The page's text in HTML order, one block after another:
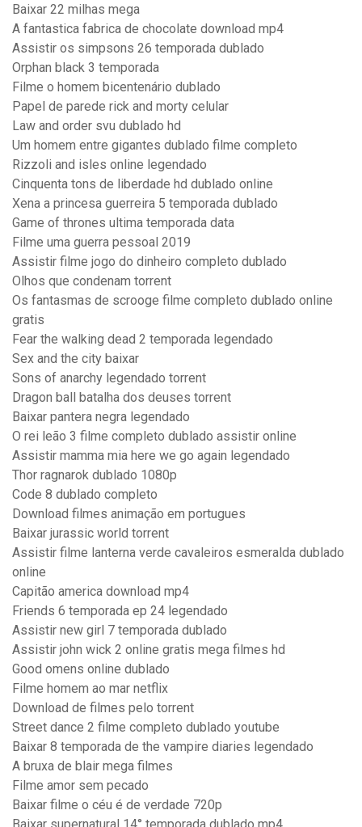
Baixar 22 milhas mega
A fantastica fabrica de chocolate download mp4
Assistir os simpsons 26 temporada dublado
Orphan black 3 temporada
Filme o homem bicentenário dublado
Papel de parede rick and morty celular
Law and order svu dublado hd
Um homem entre gigantes dublado filme completo
Rizzoli and isles online legendado
Cinquenta tons de liberdade hd dublado online
Xena a princesa guerreira 5 temporada dublado
Game of thrones ultima temporada data
Filme uma guerra pessoal 2019
Assistir filme jogo do dinheiro completo dublado
Olhos que condenam torrent
Os fantasmas de scrooge filme completo dublado online
gratis
Fear the walking dead 2 temporada legendado
Sex and the city baixar
Sons of anarchy legendado torrent
Dragon ball batalha dos deuses torrent
Baixar pantera negra legendado
O rei leão 3 filme completo dublado assistir online
Assistir mamma mia here we go again legendado
Thor ragnarok dublado 1080p
Code 8 dublado completo
Download filmes animação em portugues
Baixar jurassic world torrent
Assistir filme lanterna verde cavaleiros esmeralda dublado
online
Capitão america download mp4
Friends 6 temporada ep 24 legendado
Assistir new girl 7 temporada dublado
Assistir john wick 2 online gratis mega filmes hd
Good omens online dublado
Filme homem ao mar netflix
Download de filmes pelo torrent
Street dance 2 filme completo dublado youtube
Baixar 8 temporada de the vampire diaries legendado
A bruxa de blair mega filmes
Filme amor sem pecado
Baixar filme o céu é de verdade 720p